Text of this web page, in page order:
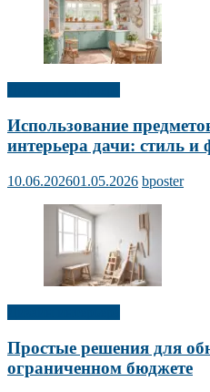
Использование
интерьера дачи: стиль и
10.06.202601.05.2026 bposter
Простые решения для
ограниченном бюджете